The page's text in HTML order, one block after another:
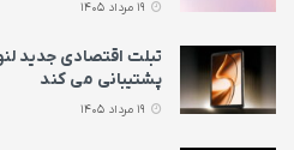
تبلت اقتصادی جدید
پشتیبانی می‌ کند